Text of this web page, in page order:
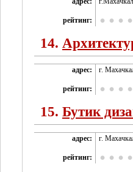
рейтинг:
14.
адрес: г.
рейтинг:
15. Бутик
адрес: г.
рейтинг: